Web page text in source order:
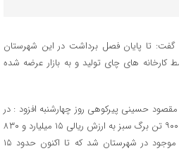
تا پایان فصل برداشت در این شهرستان
توسط کارخانه های چای تولید و به بازار عرضه شده
مقصود حسینی پیرکوهی روز چهارشنبه افزود : در
فصل برداشت چای حدود پنج هزار و ۹۰۰ تن برگ سبز به ارزش ریالی ۱۵ میلیارد و ۸۳۰
میلیون تومان تحویل شش کارخانه موجود در شهرستان شد که تا اکنون حدود ۱۵